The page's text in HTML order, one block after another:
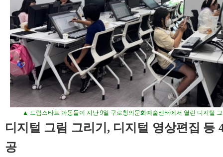
▲ 드림스타트 아동들이 지난 9일 구로창의문화예술센터에서 열린 디지털
디지털 그림 그리기, 디지털 영상편집 등
공